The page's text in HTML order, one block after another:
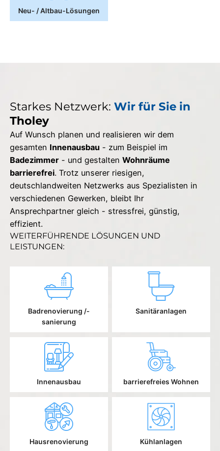
Neu- / Altbau-Lösungen
Starkes Netzwerk: Wir für Sie in
Tholey
Auf Wunsch planen und realisieren wir dem
gesamten Innenausbau - zum Beispiel im
Badezimmer - und gestalten Wohnräume
barrierefrei. Trotz unserer riesigen,
deutschlandweiten Netzwerks aus Spezialisten in
verschiedenen Gewerken, bleibt Ihr
Ansprechpartner gleich - stressfrei, günstig,
effizient.
WEITERFÜHRENDE LÖSUNGEN UND
LEISTUNGEN:
Badrenovierung /-
sanierung
Sanitäranlagen
Innenausbau barrierefreies Wohnen
Hausrenovierung Kühlanlagen